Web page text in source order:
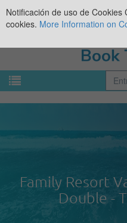
Family Resort
Double -
Notificación de uso de Cookies
cookies. More Information on